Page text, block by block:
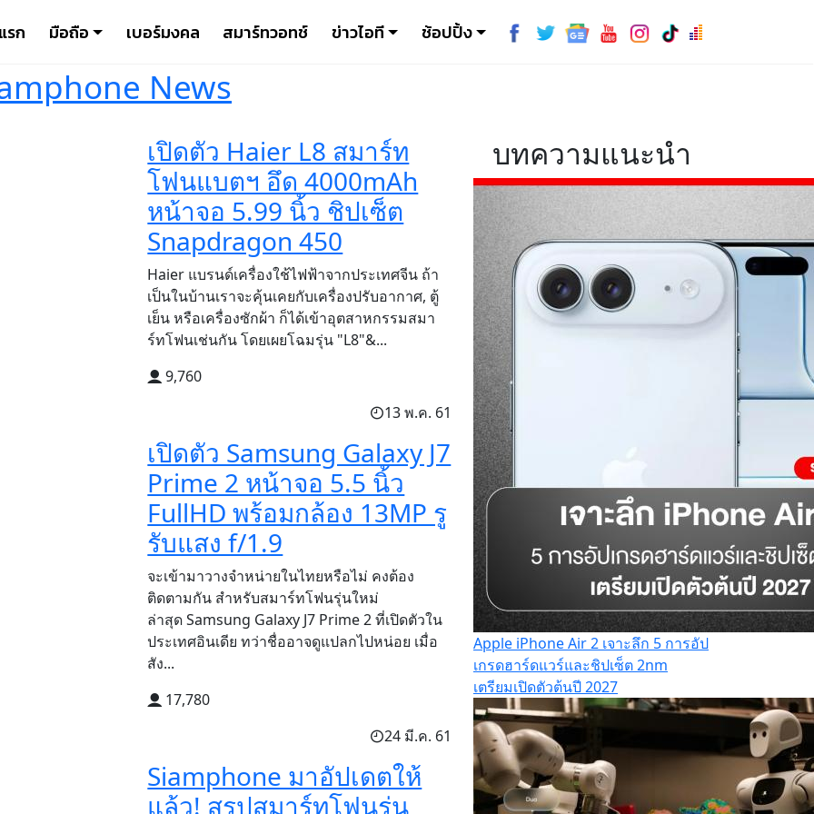
รก มือถือ เบอร์มงคล สมาร์ทวอทช์ ข่าวไอที ช้อปปิ้ง
News
เปิดตัว Haier L8 สมาร์ท
โฟนแบตฯ อึด 4000mAh
หน้าจอ 5.99 นิ้ว ชิปเซ็ต
Snapdragon 450
Haier แบรนด์เครื่องใช้ไฟฟ้าจากประเทศจีน ถ้า
เป็นในบ้านเราจะคุ้นเคยกับเครื่องปรับอากาศ, ตู้
เย็น หรือเครื่องซักผ้า ก็ได้เข้าอุตสาหกรรมสมา
ร์ทโฟนเช่นกัน โดยเผยโฉมรุ่น "L8"&...
9,760
13 พ.ค. 61
เปิดตัว Samsung Galaxy J7
Prime 2 หน้าจอ 5.5 นิ้ว
FullHD พร้อมกล้อง 13MP รู
รับแสง f/1.9
จะเข้ามาวางจำหน่ายในไทยหรือไม่ คงต้อง
ติดตามกัน สำหรับสมาร์ทโฟนรุ่นใหม่
ล่าสุด Samsung Galaxy J7 Prime 2 ที่เปิดตัวใน
ประเทศอินเดีย ทว่าชื่ออาจดูแปลกไปหน่อย เมื่อ
สัง...
17,780
24 มี.ค. 61
Siamphone มาอัปเดตให้
แล้ว! สรุปสมาร์ทโฟนรุ่น
บทความแนะนำ
Apple iPhone Air 2 เจาะลึก 5 การอัป
เกรดฮาร์ดแวร์และชิปเซ็ต 2nm
เตรียมเปิดตัวต้นปี 2027